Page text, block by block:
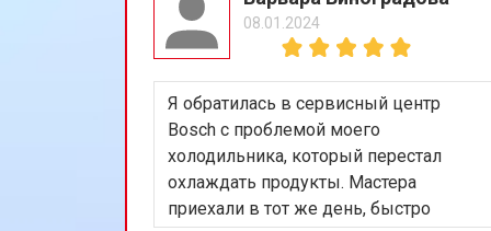
Ремонт или замена системы
Ремонт или замена пружины
Замена платы сенсорного
08.01.2024
Я обратилась в сервисный центр
Bosch с проблемой моего
холодильника, который перестал
охлаждать продукты. Мастера
приехали в тот же день, быстро